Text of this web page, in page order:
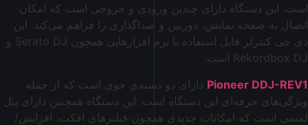
است. این دستگاه دارای چندین ورودی و خروجی است که امکان
اتصال به صفحه نمایش، دوربین و صداگذاری را فراهم می‌کند. این
دی جی کنترلر قابل استفاده با نرم افزارهایی همچون Serato DJ و
Rekordbox DJ است.
Pioneer DDJ-REV1 دارای دو دسته‌ی جوی است که از جمله
ویژگی‌های حرفه‌ای این دستگاه است. این دستگاه همچنین دارای پنل
لمسی است که امکانات جدیدی همچون فیلترهای افکت، افزایش/